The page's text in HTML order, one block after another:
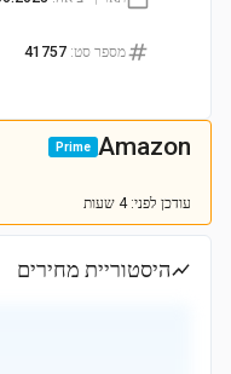
מספר סט:
41757
Amazon
Prime
עודכן לפני: 4 שעות
היסטוריית מחירים